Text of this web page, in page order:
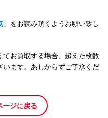
」をお読み頂くようお願い致し
お買取する場合、超えた枚数
ます。あしからずご了承くだ
ージに戻る